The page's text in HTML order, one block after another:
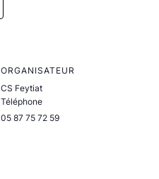
ORGANISATEUR
CS Feytiat
Téléphone
05 87 75 72 59